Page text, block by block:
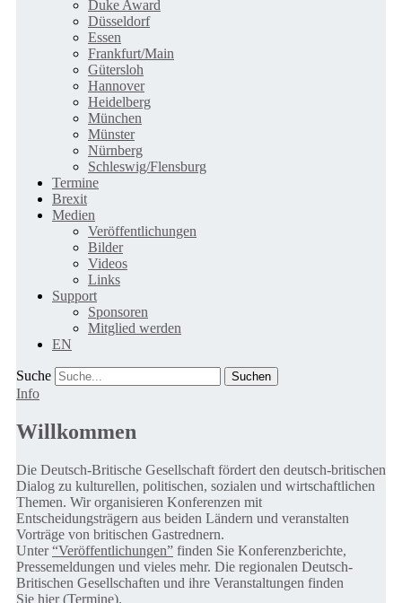
Duke Award
Düsseldorf
Essen
Frankfurt/Main
Gütersloh
Hannover
Heidelberg
München
Münster
Nürnberg
Schleswig/Flensburg
Termine
Brexit
Medien
Veröffentlichungen
Bilder
Videos
Links
Support
Sponsoren
Mitglied werden
EN
Suche
Info
Willkommen
Die Deutsch-Britische Gesellschaft fördert den deutsch-britischen
Dialog zu kulturellen, politischen, sozialen und wirtschaftlichen
Themen. Wir organisieren Konferenzen mit
Entscheidungsträgern aus beiden Ländern und veranstalten
Vorträge von britischen Gastrednern.
Unter“Veröffentlichungen” finden Sie Konferenzberichte,
Pressemeldungen und vieles mehr. Die regionalen Deutsch-
Britischen Gesellschaften und ihre Veranstaltungen finden
Sie hier (Termine).